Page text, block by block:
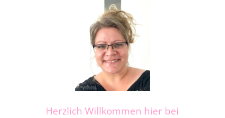
Herzlich Willkommen hier bei